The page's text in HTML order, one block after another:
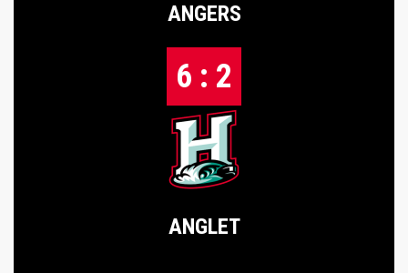
ANGERS
6 : 2
ANGLET